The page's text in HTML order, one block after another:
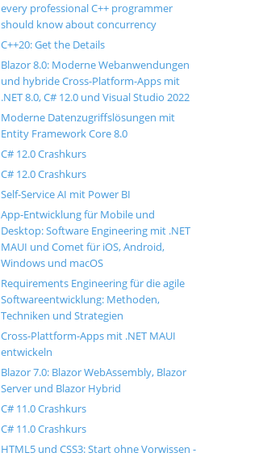
every professional C++ programmer
should know about concurrency
C++20: Get the Details
Blazor 8.0: Moderne Webanwendungen
und hybride Cross-Platform-Apps mit
.NET 8.0, C# 12.0 und Visual Studio 2022
Moderne Datenzugriffslösungen mit
Entity Framework Core 8.0
C# 12.0 Crashkurs
C# 12.0 Crashkurs
Self-Service AI mit Power BI
App-Entwicklung für Mobile und
Desktop: Software Engineering mit .NET
MAUI und Comet für iOS, Android,
Windows und macOS
Requirements Engineering für die agile
Softwareentwicklung: Methoden,
Techniken und Strategien
Cross-Plattform-Apps mit .NET MAUI
entwickeln
Blazor 7.0: Blazor WebAssembly, Blazor
Server und Blazor Hybrid
C# 11.0 Crashkurs
C# 11.0 Crashkurs
HTML5 und CSS3: Start ohne Vorwissen -